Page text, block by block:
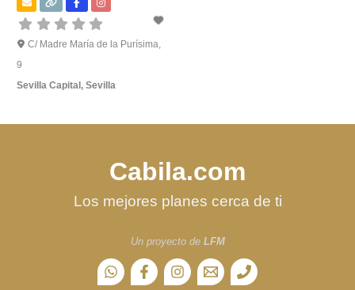
C/ Madre María de la Purísima,
9
Sevilla Capital, Sevilla
Cabila.com
Los mejores planes cerca de ti
Un proyecto de LFM